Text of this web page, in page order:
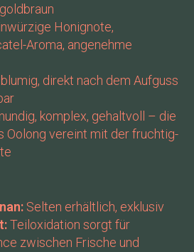
Honignote,
Aroma, angenehme
direkt nach dem Aufguss
komplex, gehaltvoll – die
Oolong vereint mit der fruchtig-
Selten erhältlich, exklusiv
Teiloxidation sorgt für
zwischen Frische und